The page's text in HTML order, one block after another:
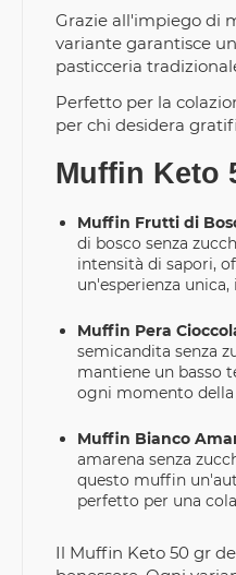
Grazie all'impiego di
variante garantisce
pasticceria
Perfetto per la
per chi desidera
Muffin Keto
Muffin Frutti di
di bosco senza
intensità di sapori,
un'esperienza
Muffin Pera
semicandita senza
mantiene un basso
ogni momento
Muffin Bianco
amarena senza
questo muffin
perfetto per una
Il Muffin Keto 50 gr